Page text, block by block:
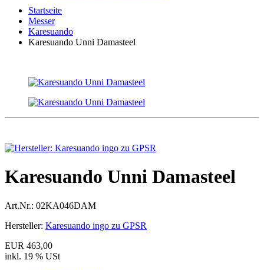
Startseite
Messer
Karesuando
Karesuando Unni Damasteel
Karesuando Unni Damasteel
Art.Nr.: 02KA046DAM
Hersteller: Karesuando ingo zu GPSR
EUR 463,00
inkl. 19 % USt